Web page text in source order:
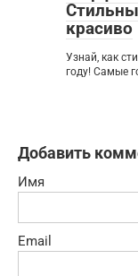
красиво
Узнай, как
году! Самые
Добавить
Имя
Email